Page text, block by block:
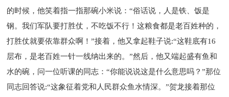
的时候，他笑着指一指那碗小米说：“俗话说，人是铁、饭是
钢。我们军队要打胜仗，不吃饭不行！这粮食都是老百姓种的，
打胜仗就要依靠群众啊！”接着，他又拿起鞋子说:“这鞋底有16
层布，是老百姓一针一线纳出来的。”然后，他又端起盛有鱼和
水的碗，问一位听课的同志：“你能说说这是什么意思吗？”那位
同志回答说:“这象征着党和人民群众鱼水情深。”贺龙接着那位